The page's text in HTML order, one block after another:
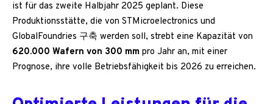
ist für das zweite Halbjahr 2025 geplant. Diese
Produktionsstätte, die von STMicroelectronics und
GlobalFoundries 구축 werden soll, strebt eine Kapazität von
620.000 Wafern von 300 mm pro Jahr an, mit einer
Prognose, ihre volle Betriebsfähigkeit bis 2026 zu erreichen.